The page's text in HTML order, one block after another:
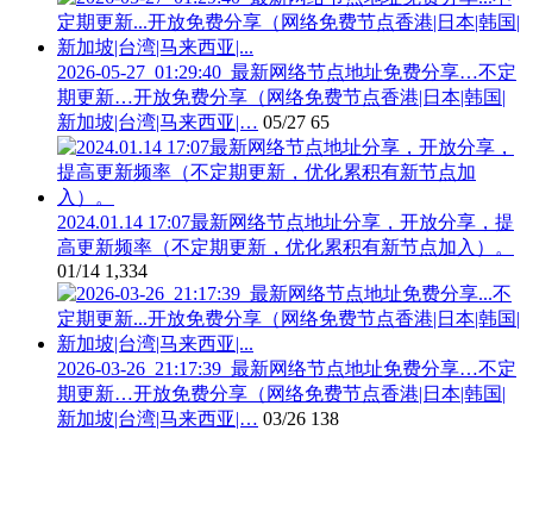
2026-05-27_01:29:40_最新网络节点地址免费分享…不定
期更新…开放免费分享（网络免费节点香港|日本|韩国|
新加坡|台湾|马来西亚|… 05/27 65
2024.01.14 17:07最新网络节点地址分享，开放分享，提
高更新频率（不定期更新，优化累积有新节点加入）。
01/14 1,334
2026-03-26_21:17:39_最新网络节点地址免费分享…不定
期更新…开放免费分享（网络免费节点香港|日本|韩国|
新加坡|台湾|马来西亚|… 03/26 138